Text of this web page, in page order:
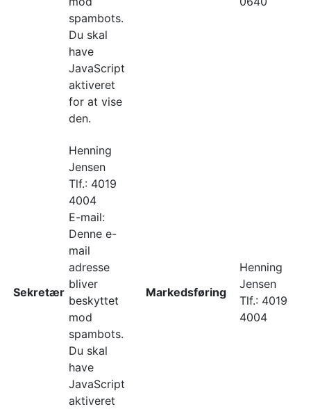
spambots.
Du skal
have
JavaScript
aktiveret
for at vise
den.
Sekretær
Henning
Jensen
Tlf.: 4019
4004
E-mail:
Denne e-
mail
adresse
bliver
beskyttet
mod
spambots.
Du skal
have
JavaScript
aktiveret
Markedsføring
Henning
Jensen
Tlf.: 4019
4004